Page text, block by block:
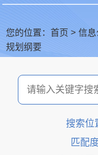
您的位置： 首页 > 信
规划纲要
搜索位
匹配